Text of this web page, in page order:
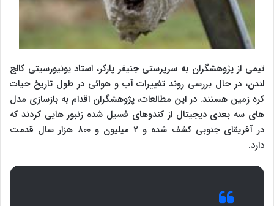
تیمی از پژوهشگران به سرپرستی جنیفر پارکر، استاد یونیورسیتی کالج
لندن، در حال بررسی روند تغییرات آب و هوائی در طول تاریخ حیات
کره زمین هستند. در این مطالعات، پژوهشگران اقدام به بازسازی مدل
های سه بعدی دیجیتال از کندوهای فسیل شده زنبور هایی کردند که
در آفریقای جنوبی کشف شده و ۲ میلیون و ۸۰۰ هزار سال قدمت
دارد.